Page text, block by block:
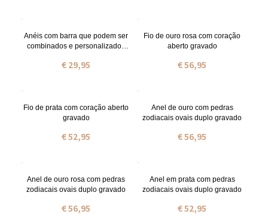
Anéis com barra que podem ser
combinados e personalizados
€ 29,95
Fio de ouro rosa com coração
aberto gravado
€ 56,95
Fio de prata com coração aberto
gravado
€ 52,95
Anel de ouro com pedras
zodiacais ovais duplo gravado
€ 56,95
Anel de ouro rosa com pedras
zodiacais ovais duplo gravado
€ 56,95
Anel em prata com pedras
zodiacais ovais duplo gravado
€ 52,95